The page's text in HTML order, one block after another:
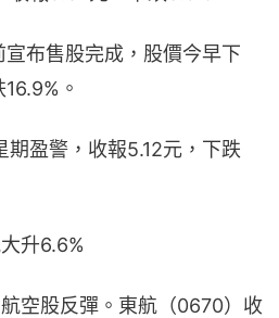
布售股完成，股價今早下
。
盈警，收報5.12元，下跌
升6.6%
空股反彈。東航（0670）收